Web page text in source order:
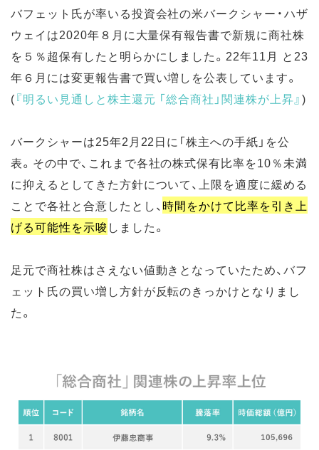
バフェット氏が率いる投資会社の米バークシャー・ハザ
ウェイは2020年８月に大量保有報告書で新規に商社株
を５％超保有したと明らかにしました。22年11月 と23
年６月には変更報告書で買い増しを公表しています。
(『明るい見通しと株主還元 「総合商社」関連株が上昇』)
バークシャーは25年2月22日に「株主への手紙」を公
表。その中で、これまで各社の株式保有比率を10％未満
に抑えるとしてきた方針について、上限を適度に緩める
ことで各社と合意したとし、時間をかけて比率を引き上
げる可能性を示唆 しました。
足元で商社株はさえない値動きとなっていたため、バフ
ェット氏の買い増し方針が反転のきっかけとなりまし
た。